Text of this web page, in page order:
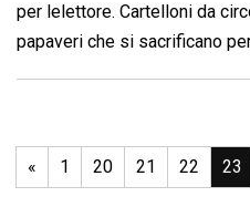
per lelettore. Cartelloni da
papaveri che si sacrificano
« 1 20 21 22 23